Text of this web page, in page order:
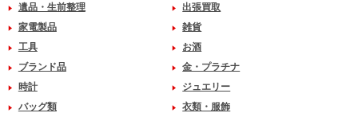
遺品・生前整理
出張買取
家電製品
雑貨
工具
お酒
ブランド品
金・プラチナ
時計
ジュエリー
バッグ類
衣類・服飾